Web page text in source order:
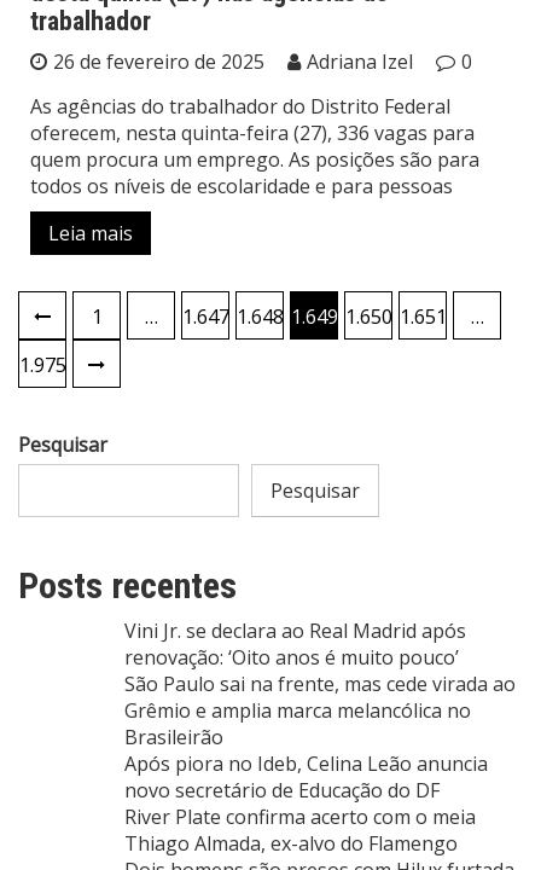
trabalhador
26 de fevereiro de 2025 Adriana Izel
0
As agências do trabalhador do Distrito Federal
oferecem, nesta quinta-feira (27), 336 vagas para
quem procura um emprego. As posições são para
todos os níveis de escolaridade e para pessoas
Leia mais
Paginação
de
posts
1 … 1.647 1.648 1.649 1.650 1.651
…
1.975
Pesquisar
Pesquisar
Posts recentes
Vini Jr. se declara ao Real Madrid após
renovação: ‘Oito anos é muito pouco’
São Paulo sai na frente, mas cede virada ao
Grêmio e amplia marca melancólica no
Brasileirão
Após piora no Ideb, Celina Leão anuncia
novo secretário de Educação do DF
River Plate confirma acerto com o meia
Thiago Almada, ex-alvo do Flamengo